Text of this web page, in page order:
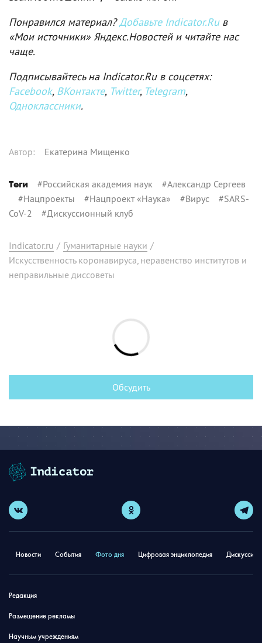
Понравился материал?Добавьте Indicator.Ruв
«Мои источники» Яндекс.Новостей и читайте нас
чаще.
Подписывайтесь на Indicator.Ru в соцсетях:
Facebook, ВКонтакте, Twitter, Telegram,
Одноклассники.
Автор: Екатерина Мищенко
Теги #Российская академия наук #Александр Сергеев
#Нацпроекты #Нацпроект «Наука» #Вирус #SARS-
CoV-2 #Дискуссионный клуб
Indicator.ru / Гуманитарные науки /
Искусственность коронавируса, неравенство институтов и
неправильные диссоветы
Обсудить
Новости События Фото дня Цифровая энциклопедия
Редакция
Размещение рекламы
Научным учреждениям